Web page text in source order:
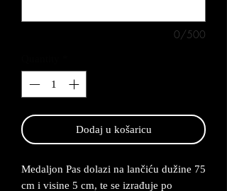
0/500
Dodaj u košaricu
Medaljon Pas dolazi na lančiću dužine 75
cm i visine 5 cm, te se izrađuje po